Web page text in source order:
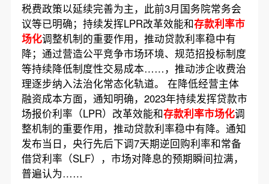
税费政策以延续完善为主，此前3月国务院常务会
议等已明确；持续发挥LPR改革效能和存款利率市
场化调整机制的重要作用，推动贷款利率稳中有
降；通过营造公平竞争市场环境、规范招投标制度
等持续降低制度性交易成本……，推动涉企收费治
理逐步纳入法治化常态化轨道。 在降低经营主体
融资成本方面，通知明确，2023年持续发挥贷款市
场报价利率（LPR）改革效能和存款利率市场化调
整机制的重要作用，推动贷款利率稳中有降。通知
发布当日，央行先后下调7天期逆回购利率和常备
借贷利率（SLF），市场对降息的预期瞬间拉满，
普遍认为……